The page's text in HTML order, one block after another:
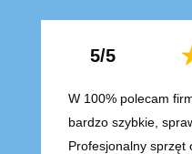
5/5
W 100% polecam
bardzo szybkie,
Profesjonalny sprzęt